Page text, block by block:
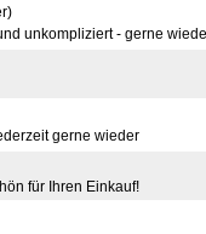
unkompliziert - gerne
gerne wieder
für Ihren Einkauf!